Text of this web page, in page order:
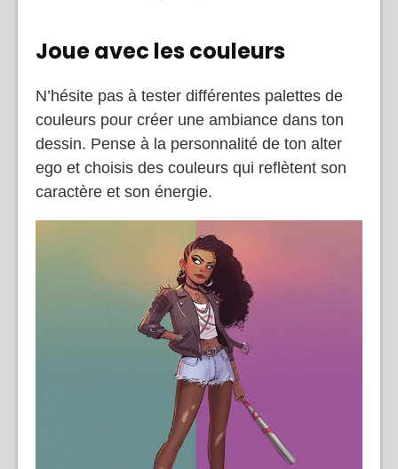
Joue avec les couleurs
N’hésite pas à tester différentes palettes de
couleurs pour créer une ambiance dans ton
dessin. Pense à la personnalité de ton alter
ego et choisis des couleurs qui reflètent son
caractère et son énergie.